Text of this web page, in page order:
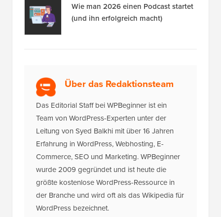
Wie man 2026 einen Podcast startet
(und ihn erfolgreich macht)
Über das Redaktionsteam
Das Editorial Staff bei WPBeginner ist ein
Team von WordPress-Experten unter der
Leitung von Syed Balkhi mit über 16 Jahren
Erfahrung in WordPress, Webhosting, E-
Commerce, SEO und Marketing. WPBeginner
wurde 2009 gegründet und ist heute die
größte kostenlose WordPress-Ressource in
der Branche und wird oft als das Wikipedia für
WordPress bezeichnet.